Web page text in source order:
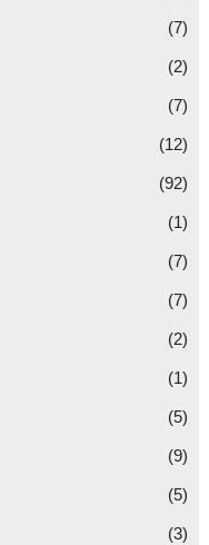
(7)
(2)
(7)
(12)
(92)
(1)
(7)
(7)
(2)
(1)
(5)
(9)
(5)
(3)